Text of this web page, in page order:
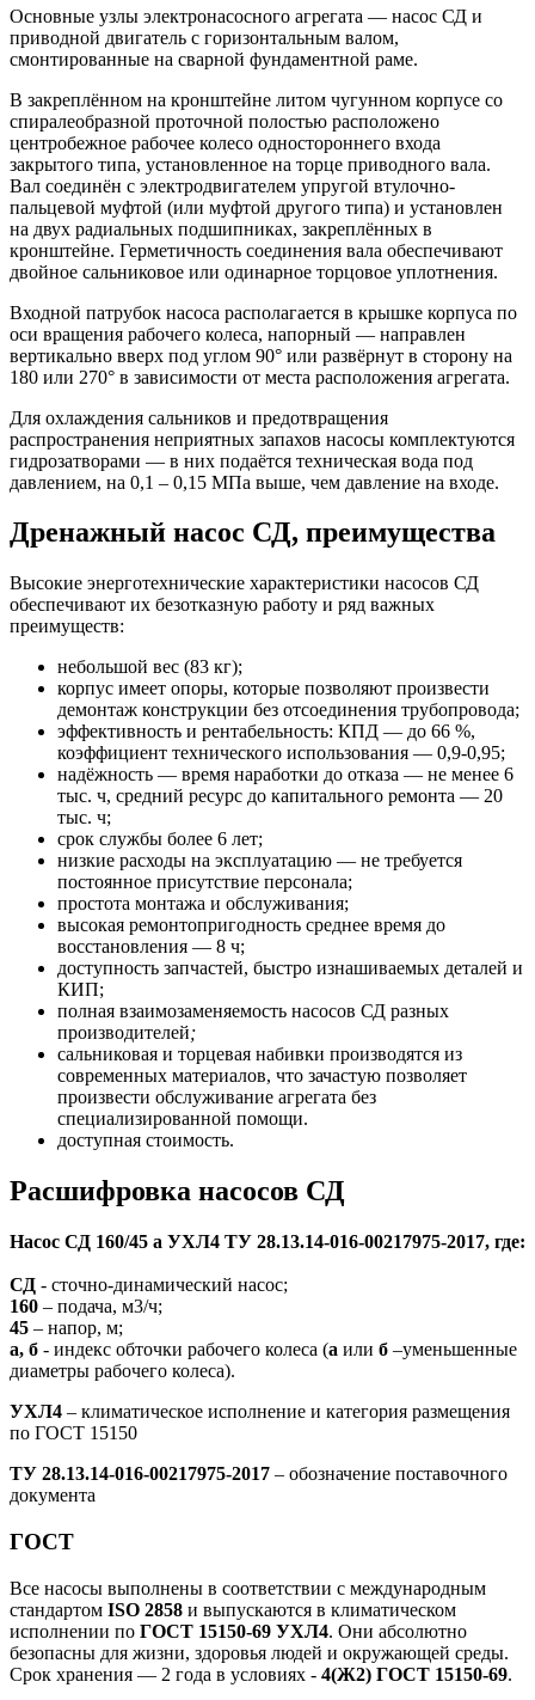
Основные узлы электронасосного агрегата — насос СД и
приводной двигатель с горизонтальным валом,
смонтированные на сварной фундаментной раме.
В закреплённом на кронштейне литом чугунном корпусе со
спиралеобразной проточной полостью расположено
центробежное рабочее колесо одностороннего входа
закрытого типа, установленное на торце приводного вала.
Вал соединён с электродвигателем упругой втулочно-
пальцевой муфтой (или муфтой другого типа) и установлен
на двух радиальных подшипниках, закреплённых в
кронштейне. Герметичность соединения вала обеспечивают
двойное сальниковое или одинарное торцовое уплотнения.
Входной патрубок насоса располагается в крышке корпуса по
оси вращения рабочего колеса, напорный — направлен
вертикально вверх под углом 90° или развёрнут в сторону на
180 или 270° в зависимости от места расположения агрегата.
Для охлаждения сальников и предотвращения
распространения неприятных запахов насосы комплектуются
гидрозатворами — в них подаётся техническая вода под
давлением, на 0,1 – 0,15 МПа выше, чем давление на входе.
Дренажный насос СД, преимущества
Высокие энерготехнические характеристики насосов СД
обеспечивают их безотказную работу и ряд важных
преимуществ:
небольшой вес (83 кг);
корпус имеет опоры, которые позволяют произвести
демонтаж конструкции без отсоединения трубопровода;
эффективность и рентабельность: КПД — до 66 %,
коэффициент технического использования — 0,9-0,95;
надёжность — время наработки до отказа — не менее 6
тыс. ч, средний ресурс до капитального ремонта — 20
тыс. ч;
срок службы более 6 лет;
низкие расходы на эксплуатацию — не требуется
постоянное присутствие персонала;
простота монтажа и обслуживания;
высокая ремонтопригодность среднее время до
восстановления — 8 ч;
доступность запчастей, быстро изнашиваемых деталей и
КИП;
полная взаимозаменяемость насосов СД разных
производителей;
сальниковая и торцевая набивки производятся из
современных материалов, что зачастую позволяет
произвести обслуживание агрегата без
специализированной помощи.
доступная стоимость.
Расшифровка насосов СД
Насос СД 160/45 а УХЛ4 ТУ 28.13.14-016-00217975-2017, где:
СД - сточно-динамический насос;
160 – подача, м3/ч;
45 – напор, м;
а, б - индекс обточки рабочего колеса (а или б –уменьшенные
диаметры рабочего колеса).
УХЛ4 – климатическое исполнение и категория размещения
по ГОСТ 15150
ТУ 28.13.14-016-00217975-2017 – обозначение поставочного
документа
ГОСТ
Все насосы выполнены в соответствии с международным
стандартом ISO 2858 и выпускаются в климатическом
исполнении по ГОСТ 15150-69 УХЛ4. Они абсолютно
безопасны для жизни, здоровья людей и окружающей среды.
Срок хранения — 2 года в условиях - 4(Ж2) ГОСТ 15150-69.